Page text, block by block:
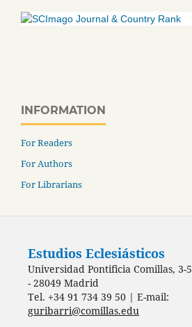
INFORMATION
For Readers
For Authors
For Librarians
Estudios Eclesiásticos
Universidad Pontificia Comillas, 3-5
- 28049 Madrid
Tel. +34 91 734 39 50 | E-mail:
guribarri@comillas.edu